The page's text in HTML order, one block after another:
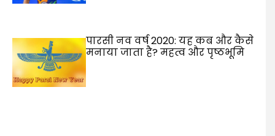
पारसी नव वर्ष 2020: यह कब और कैसे
मनाया जाता है? महत्व और पृष्ठभूमि